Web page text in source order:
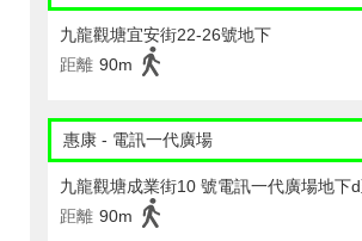
九龍觀塘宜安街22-26號地下
距離 90m
惠康 - 電訊一代廣場
九龍觀塘成業街10 號電訊一代廣場地下
距離 90m